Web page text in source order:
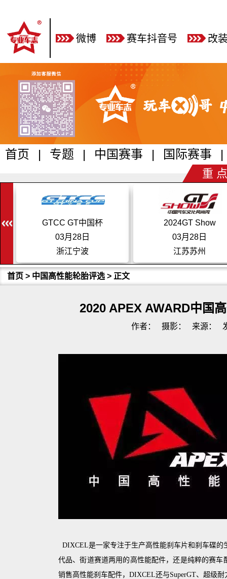
微博 赛车抖音号 改
首页 | 专题 | 中国赛事 | 国际赛事 |
重
GTCC GT中国杯
03月28日
浙江宁波
2024GT Show
03月28日
江苏苏州
首页 > 中国高性能轮胎评选 > 正文
2020 APEX AWARD中国
作者： 摄影： 来源：
DIXCEL是一家专注于生产高性能刹车片和刹车碟
代品、街道赛道两用的高性能配件，还是纯粹的赛
销售高性能刹车配件，DIXCEL还与SuperGT、超级